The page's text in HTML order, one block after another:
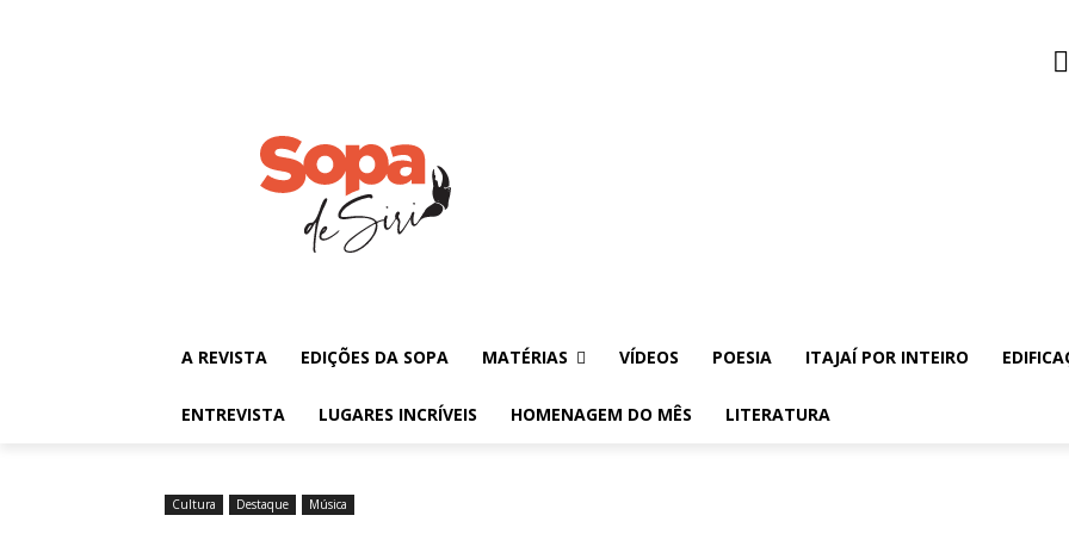
A REVISTA EDIÇÕES DA SOPA MATÉRIAS VÍDEOS POESIA ITAJAÍ POR INTEIRO
ENTREVISTA LUGARES INCRÍVEIS HOMENAGEM DO MÊS LITERATURA
Cultura Destaque Música